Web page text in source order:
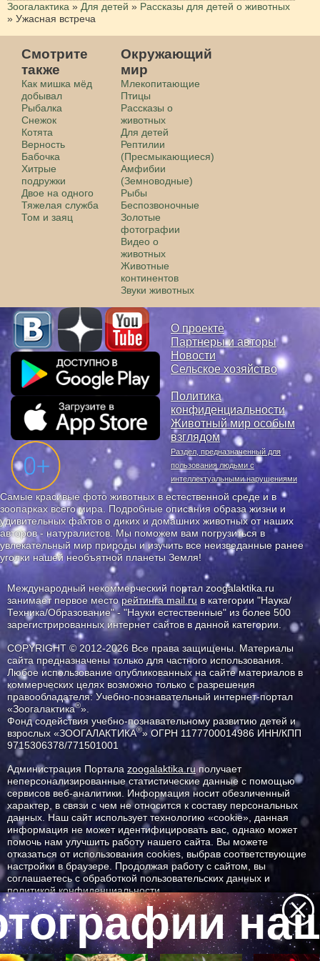
Зоогалактика » Для детей » Рассказы для детей о животных
» Ужасная встреча
Смотрите
также
Как мишка мёд
добывал
Рыбалка
Снежок
Котята
Верность
Бабочка
Хитрые
подружки
Двое на одного
Тяжелая служба
Том и заяц
Окружающий
мир
Млекопитающие
Птицы
Рассказы о
животных
Для детей
Рептилии
(Пресмыкающиеся)
Амфибии
(Земноводные)
Рыбы
Беспозвоночные
Золотые
фотографии
Видео о
животных
Животные
континентов
Звуки животных
О проекте
Партнеры и авторы
Новости
Сельское хозяйство
Политика
конфиденциальности
Животный мир особым
взглядом
Раздел, предназначенный для
пользования людьми с
интеллектуальными нарушениями
Самые красивые фото животных в естественной среде и в
зоопарках всего мира. Подробные описания образа жизни и
удивительных фактов о диких и домашних животных от наших
авторов - натуралистов. Мы поможем вам погрузиться в
увлекательный мир природы и изучить все неизведанные ранее
уголки нашей необъятной планеты Земля!
Международный некоммерческий портал zoogalaktika.ru
занимает первое месторейтинга mail.ru в категории "Наука/
Техника/Образование" - "Науки естественные" из более 500
зарегистрированных интернет сайтов в данной категории.
COPYRIGHT © 2012-2026 Все права защищены. Материалы
сайта предназначены только для частного использования.
Любое использование опубликованных на сайте материалов в
коммерческих целях возможно только с разрешения
правообладателя: Учебно-познавательный интернет-портал
«Зоогалактика®».
Фонд содействия учебно-познавательному развитию детей и
взрослых «ЗООГАЛАКТИКА®» ОГРН 1177700014986 ИНН/КПП
9715306378/771501001
Администрация Портала zoogalaktika.ruполучает
неперсонализированные статистические данные с помощью
сервисов веб-аналитики. Информация носит обезличенный
характер, в связи с чем не относится к составу персональных
данных. Наш сайт использует технологию «cookie», данная
информация не может идентифицировать вас, однако может
помочь нам улучшить работу нашего сайта. Вы можете
отказаться от использования cookies, выбрав соответствующие
настройки в браузере. Продолжая работу с сайтом, вы
соглашаетесь с обработкой пользовательских данных и
политикой конфиденциальности.
ID ресурса: 5175